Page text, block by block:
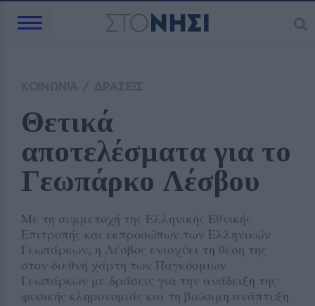
Θετικά
αποτελέσματα για το
Γεωπάρκο Λέσβου
Με τη συμμετοχή της Ελληνικής Εθνικής
Επιτροπής και εκπροσώπων των Ελληνικών
Γεωπάρκων, η Λέσβος ενισχύει τη θέση της
στον διεθνή χάρτη των Παγκόσμιων
Γεωπάρκων με δράσεις για την ανάδειξη της
φυσικής κληρονομιάς και τη βιώσιμη ανάπτυξη